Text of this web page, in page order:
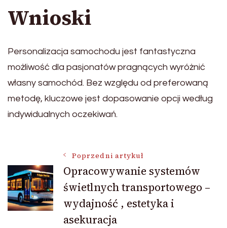
Wnioski
Personalizacja samochodu jest fantastyczna
możliwość dla pasjonatów pragnących wyróżnić
własny samochód. Bez względu od preferowaną
metodę, kluczowe jest dopasowanie opcji według
indywidualnych oczekiwań.
Nawigacja
wpisu
Poprzedni artykuł
Opracowywanie systemów
świetlnych transportowego –
wydajność , estetyka i
asekuracja